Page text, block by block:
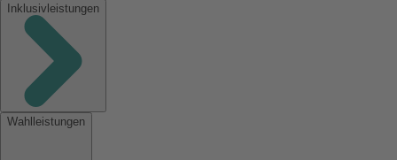
Inklusivleistungen
Wahlleistungen